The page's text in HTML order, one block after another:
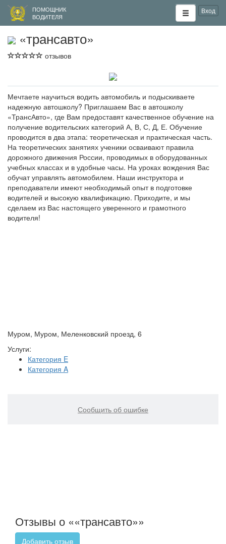
ПОМОЩНИК
ВОДИТЕЛЯ
Вход
«трансавто»
отзывов
Мечтаете научиться водить автомобиль и подыскиваете
надежную автошколу? Приглашаем Вас в автошколу
«ТрансАвто», где Вам предоставят качественное обучение на
получение водительских категорий А, В, С, Д, Е. Обучение
проводится в два этапа: теоретическая и практическая часть.
На теоретических занятиях ученики осваивают правила
дорожного движения России, проводимых в оборудованных
учебных классах и в удобные часы. На уроках вождения Вас
обучат управлять автомобилем. Наши инструктора и
преподаватели имеют необходимый опыт в подготовке
водителей и высокую квалификацию. Приходите, и мы
сделаем из Вас настоящего уверенного и грамотного
водителя!
Муром, Муром, Меленковский проезд, 6
Услуги:
Категория E
Категория A
Сообщить об ошибке
Отзывы о ««трансавто»»
Добавить отзыв